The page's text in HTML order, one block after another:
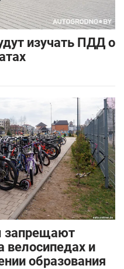
изучать ПДД о
запрещают
велосипедах и
образования